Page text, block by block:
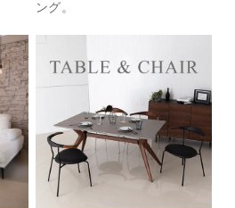
ング。